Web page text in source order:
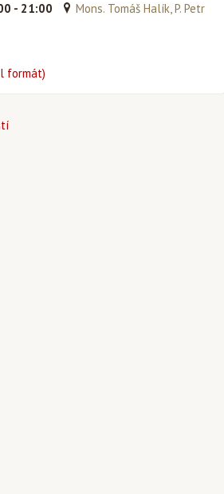
- 21:00
Mons. Tomáš Halík, P. Petr
formát)